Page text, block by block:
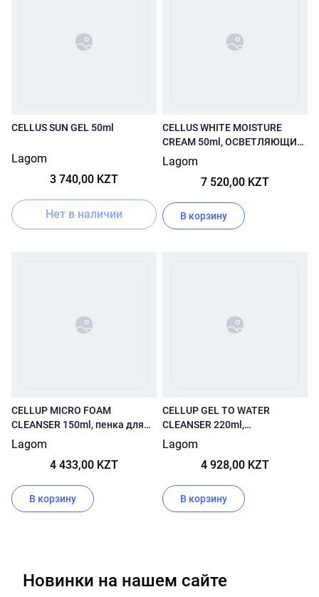
CELLUS SUN GEL 50ml
Lagom
3 740,00 KZT
Нет в наличии
CELLUS WHITE MOISTURE
CREAM 50ml, ОСВЕТЛЯЮЩИЙ
УВЛАЖНЯЮЩИЙ КРЕМ
Lagom
7 520,00 KZT
В корзину
CELLUP MICRO FOAM
CLEANSER 150ml, пенка для
умывания
Lagom
4 433,00 KZT
В корзину
CELLUP GEL TO WATER
CLEANSER 220ml,
ОЧИЩАЮЩИЙ ГЕЛЬ ДЛЯ
УМЫВАНИЯ
Lagom
4 928,00 KZT
В корзину
Новинки на нашем сайте